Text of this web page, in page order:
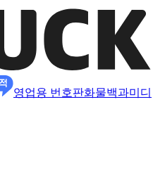
영업용 번호판화물백과미디